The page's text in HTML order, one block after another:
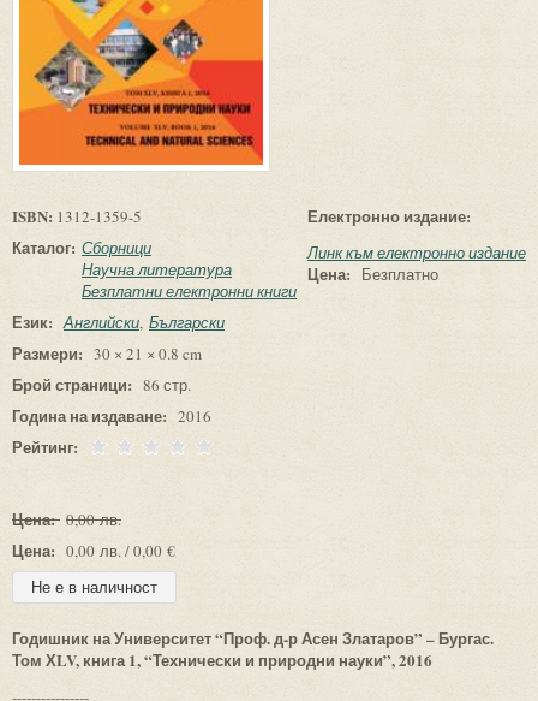
ISBN: 1312-1359-5
Каталог: Сборници
Научна литература
Безплатни електронни книги
Език: Английски Български
Размери: 30 × 21 × 0.8 cm
Брой страници: 86 стр.
Година на издаване: 2016
Рейтинг:
Цена: 0,00 лв.
Цена: 0,00 лв. / 0,00 €
Електронно издание:
Линк към електронно издание
Цена: Безплатно
Годишник на Университет “Проф. д-р Асен Златаров” – Бургас.
Том ХLV, книга 1, “Технически и природни науки”, 2016
----------------